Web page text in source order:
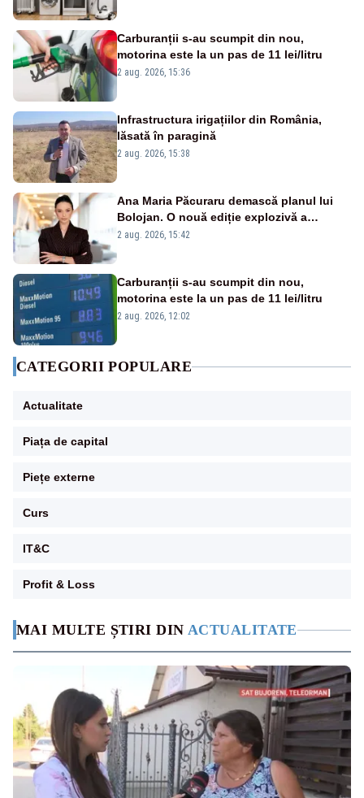
MAI MULTE ȘTIRI DIN ACTUALITATE
Carburanții s-au scumpit din nou,
motorina este la un pas de 11 lei/litru
2 aug. 2026, 15:36
Infrastructura irigațiilor din România,
lăsată în paragină
2 aug. 2026, 15:38
Ana Maria Păcuraru demască planul lui
Bolojan. O nouă ediție explozivă a
emisiunii „Miza Zilei” la Realitatea PLUS
2 aug. 2026, 15:42
Carburanții s-au scumpit din nou,
motorina este la un pas de 11 lei/litru
2 aug. 2026, 12:02
CATEGORII POPULARE
Actualitate
Piața de capital
Piețe externe
Curs
IT&C
Profit & Loss